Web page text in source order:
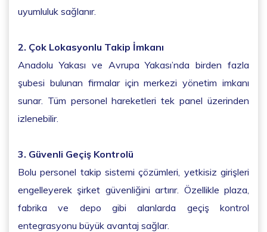
uyumluluk sağlanır.
2. Çok Lokasyonlu Takip İmkanı
Anadolu Yakası ve Avrupa Yakası’nda birden fazla
şubesi bulunan firmalar için merkezi yönetim imkanı
sunar. Tüm personel hareketleri tek panel üzerinden
izlenebilir.
3. Güvenli Geçiş Kontrolü
Bolu personel takip sistemi çözümleri, yetkisiz girişleri
engelleyerek şirket güvenliğini artırır. Özellikle plaza,
fabrika ve depo gibi alanlarda geçiş kontrol
entegrasyonu büyük avantaj sağlar.